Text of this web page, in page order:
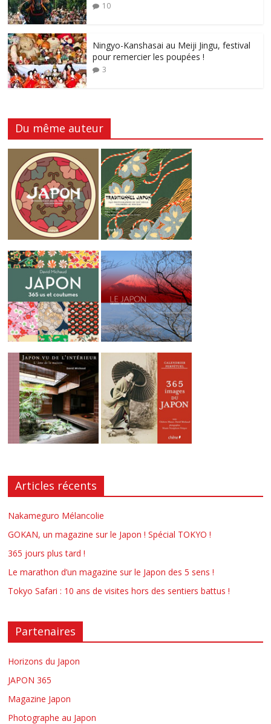
10
Ningyo-Kanshasai au Meiji Jingu, festival
pour remercier les poupées !
3
Du même auteur
Articles récents
Nakameguro Mélancolie
GOKAN, un magazine sur le Japon ! Spécial TOKYO !
365 jours plus tard !
Le marathon d’un magazine sur le Japon des 5 sens !
Tokyo Safari : 10 ans de visites hors des sentiers battus !
Partenaires
Horizons du Japon
JAPON 365
Magazine Japon
Photographe au Japon